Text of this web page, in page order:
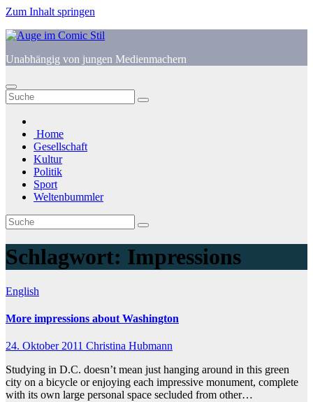
Zum Inhalt springen
Unabhängig von jungen Medienmachern
Home
Gesellschaft
Kultur
Politik
Sport
Weltenbummler
Schlagwort: Impressions
English
More impressions about Washington
24. Oktober 2011 Christina Hubmann
Studying in D.C. doesn’t mean just hanging around in this green
city on a bicycle or enjoying each impressive monument, complete
with its own large personal space secluded from other…